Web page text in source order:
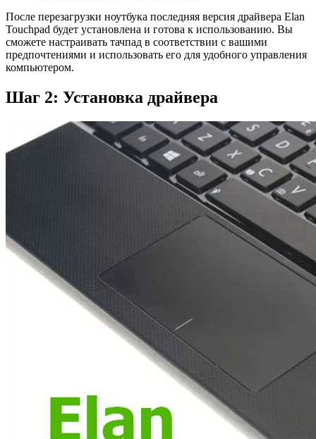
После перезагрузки ноутбука последняя версия драйвера Elan
Touchpad будет установлена и готова к использованию. Вы
сможете настраивать тачпад в соответствии с вашими
предпочтениями и использовать его для удобного управления
компьютером.
Шаг 2: Установка драйвера